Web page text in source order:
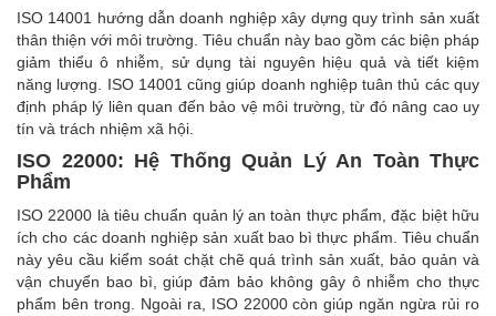
ISO 14001 hướng dẫn doanh nghiệp xây dựng quy trình sản xuất
thân thiện với môi trường. Tiêu chuẩn này bao gồm các biện pháp
giảm thiểu ô nhiễm, sử dụng tài nguyên hiệu quả và tiết kiệm
năng lượng. ISO 14001 cũng giúp doanh nghiệp tuân thủ các quy
định pháp lý liên quan đến bảo vệ môi trường, từ đó nâng cao uy
tín và trách nhiệm xã hội.
ISO 22000: Hệ Thống Quản Lý An Toàn Thực
Phẩm
ISO 22000 là tiêu chuẩn quản lý an toàn thực phẩm, đặc biệt hữu
ích cho các doanh nghiệp sản xuất bao bì thực phẩm. Tiêu chuẩn
này yêu cầu kiểm soát chặt chẽ quá trình sản xuất, bảo quản và
vận chuyển bao bì, giúp đảm bảo không gây ô nhiễm cho thực
phẩm bên trong. Ngoài ra, ISO 22000 còn giúp ngăn ngừa rủi ro